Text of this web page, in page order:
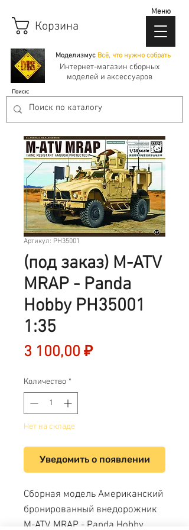
Моделизмус Всё, что нужно собрать
Корзина
Интернет-магазин сборных
моделей и аксессуаров
Поиск:
Меню
Артикул: PH35001
(под заказ) M-ATV
MRAP - Panda
Hobby PH35001
1:35
3 100,00 ₽Цена
Количество *
Нет на складе
Уведомить о появлении
Сборная модель Американский
бронированный внедорожник
M-ATV MRAP - Panda Hobby